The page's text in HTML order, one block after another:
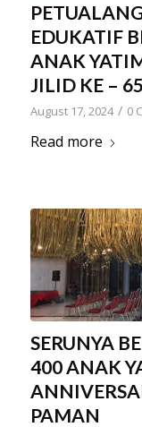
EDUKATIF
ANAK
JILID KE – 65
August 17, 2024 / 0
Read more
SERUNYA
400 ANAK
PAMAN